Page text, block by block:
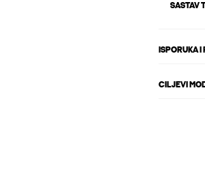
SASTAV
ISPORUKA I
CILJEVI